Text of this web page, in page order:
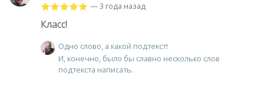
— 3 года назад
Класс!
Одно слово, а какой подтекст!
И, конечно, было бы славно несколько слов
подтекста написать.